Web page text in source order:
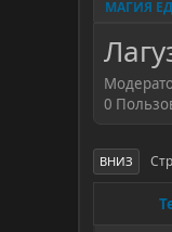
МАГИЯ
0
ВНИЗ